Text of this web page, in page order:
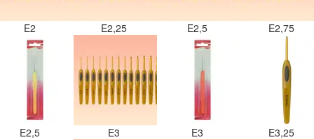
E2 E2,25 E2,5 E2,75
E2,5 E3 E3 E3,25